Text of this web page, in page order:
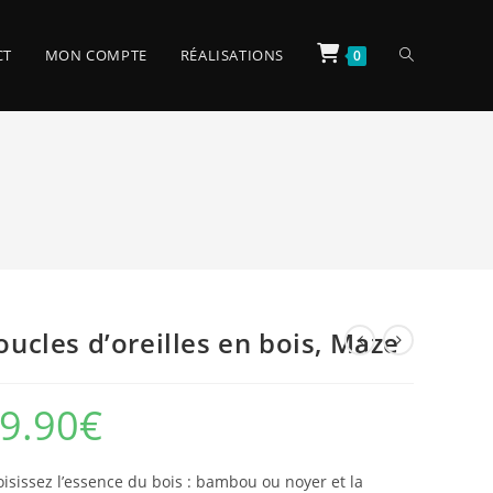
MON COMPTE RÉALISATIONS 0 TOGGLE
d’oreilles en bois, Maze
€
l’essence du bois : bambou ou noyer et la